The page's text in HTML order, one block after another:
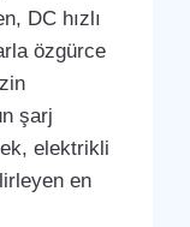
DC hızlı
özgürce
şarj
elektrikli
en